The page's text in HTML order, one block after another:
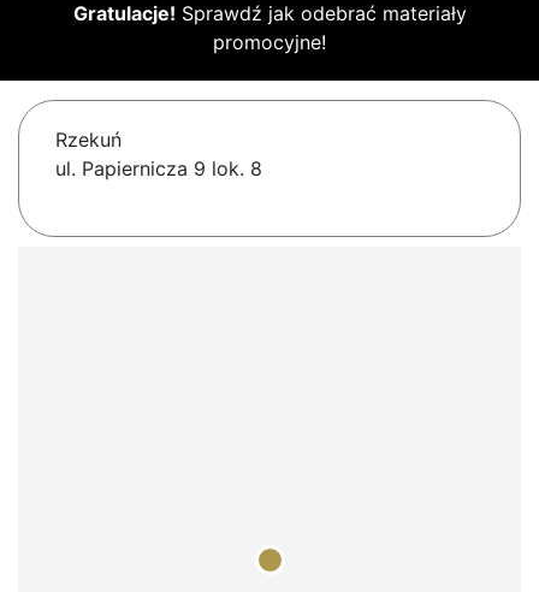
Gratulacje! Sprawdź jak odebrać materiały
promocyjne!
Rzekuń
ul. Papiernicza 9 lok. 8